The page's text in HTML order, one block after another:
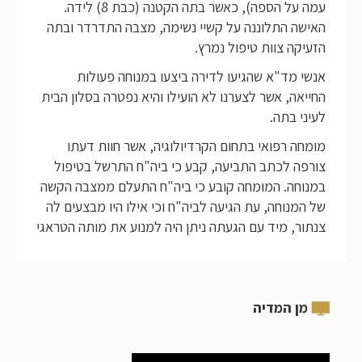
עמה על הספה), כאשר בתה הקטנה (כבת 8) לידה.
האישה התלוננה על קשיי נשימה, מצבה התדרדר ובתה
הזעיקה צוות טיפול נמרץ.
אנשי מד"א שהגיעו לדירה ביצעו במנוחה פעולות
החייאה, אשר לצערנו לא הועילו והיא נפטרה בסלון הבית
לעיני בתה.
מומחה רפואי בתחום הקרדיולוגיה, אשר חוות דעתו
צורפה לכתב התביעה, קבע כי ביה"ח התרשל בטיפול
במנוחה. המומחה קובע כי ביה"ח התעלם ממצבה הקשה
של המנוחה, עת הגיעה לביה"ח וכי אילו היו מבצעים לה
צנתור, מיד עם הגעתה ניתן היה למנוע את מותה הטראגי
מן המדיה